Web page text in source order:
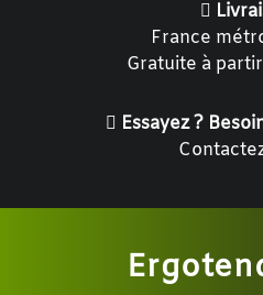
France
Gratuite à
Essayez ?